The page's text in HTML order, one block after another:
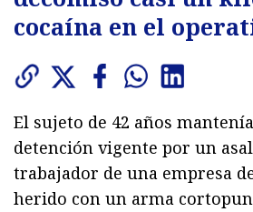
cocaína en el
El sujeto de 42 años
detención vigente por un
trabajador de una empresa
herido con un arma